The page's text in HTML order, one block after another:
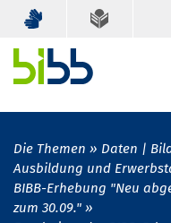
Die Themen
Daten |
Ausbildung und
BIBB-Erhebung "Neu
zum 30.09."